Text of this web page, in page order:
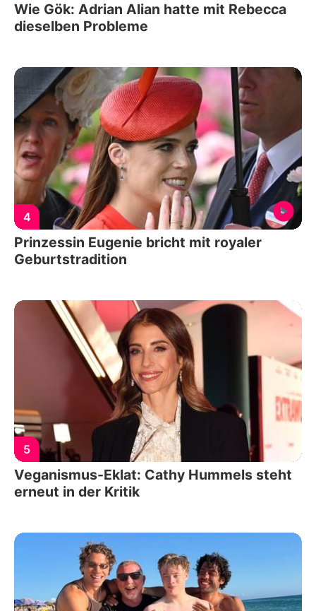
Wie Gök: Adrian Alian hatte mit Rebecca
dieselben Probleme
4
Prinzessin Eugenie bricht mit royaler
Geburtstradition
5
Veganismus-Eklat: Cathy Hummels steht
erneut in der Kritik